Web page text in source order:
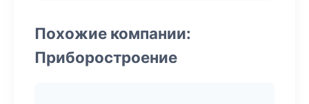
Похожие компании:
Приборостроение